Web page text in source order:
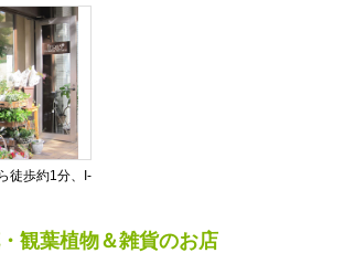
徒歩約1分、I-
観葉植物＆雑貨のお店